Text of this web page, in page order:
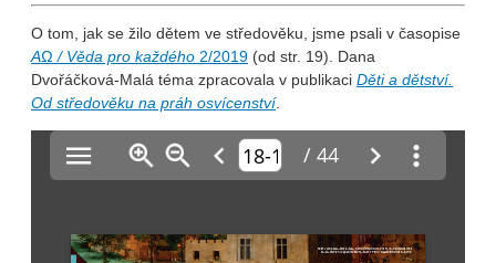
O tom, jak se žilo dětem ve středověku, jsme psali v časopise
AΩ / Věda pro každého 2/2019 (od str. 19). Dana
Dvořáčková-Malá téma zpracovala v publikaci Děti a dětství.
Od středověku na práh osvícenství.